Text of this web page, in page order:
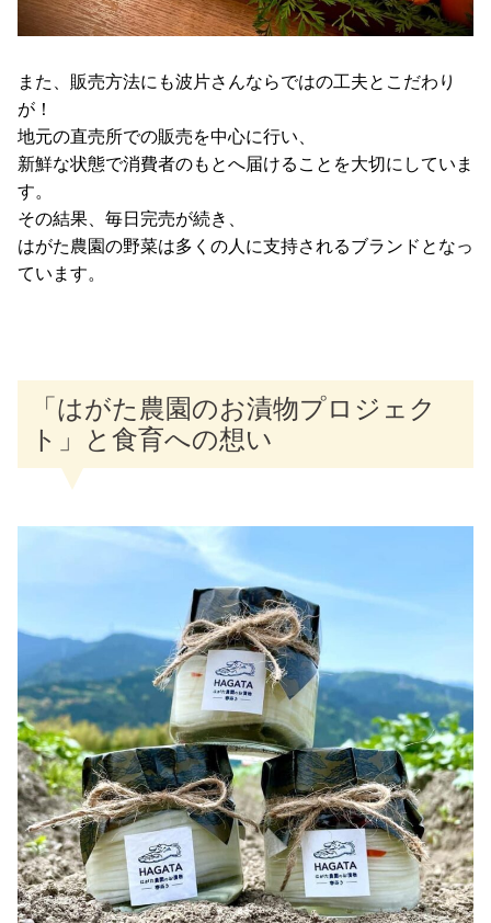
また、販売方法にも波片さんならではの工夫とこだわり
が！
地元の直売所での販売を中心に行い、
新鮮な状態で消費者のもとへ届けることを大切にしていま
す。
その結果、毎日完売が続き、
はがた農園の野菜は多くの人に支持されるブランドとなっ
ています。
「はがた農園のお漬物プロジェク
ト」と食育への想い